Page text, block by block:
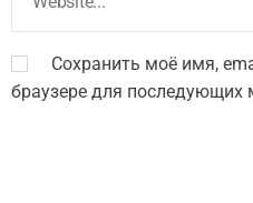
Сохранить моё имя,
браузере для последующих